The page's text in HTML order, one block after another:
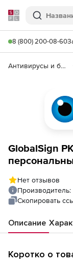
Softline
Поиск
8 (800) 200-08-60
Антивирусы и безопасность
GlobalSign
25Нет отзывов
Производитель:
Скопировать
Описание
Коротко о